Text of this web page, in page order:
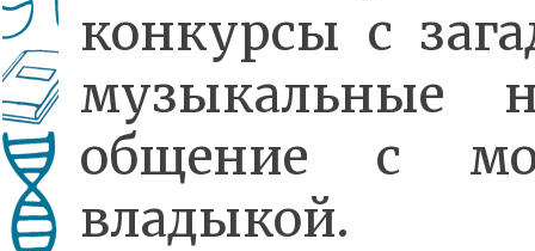
конкурсы с
музыкальные
общение с
владыкой.